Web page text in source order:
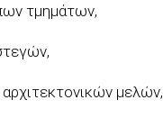
τμημάτων,
αρχιτεκτονικών μελών,